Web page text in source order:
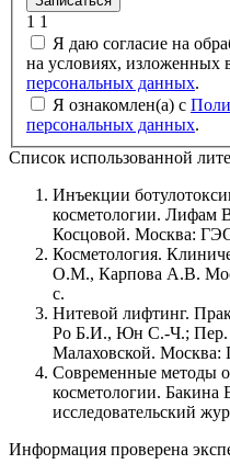
1 1
на условиях, изложенных
персональных данных.
Я ознакомлен(а) с
персональных данных.
Список использованной
Инъекции
косметологии. Лифам
Косцовой. Москва:
Косметология.
О.М., Карпова А.В.
c.
Нитевой лифтинг.
Ро Б.И., Юн С.-Ч.; Пер.
Малаховской.
Современные методы
косметологии.
исследовательский
Информация проверена